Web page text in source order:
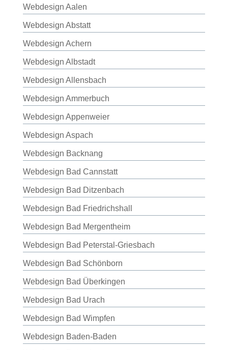
Webdesign Aalen
Webdesign Abstatt
Webdesign Achern
Webdesign Albstadt
Webdesign Allensbach
Webdesign Ammerbuch
Webdesign Appenweier
Webdesign Aspach
Webdesign Backnang
Webdesign Bad Cannstatt
Webdesign Bad Ditzenbach
Webdesign Bad Friedrichshall
Webdesign Bad Mergentheim
Webdesign Bad Peterstal-Griesbach
Webdesign Bad Schönborn
Webdesign Bad Überkingen
Webdesign Bad Urach
Webdesign Bad Wimpfen
Webdesign Baden-Baden